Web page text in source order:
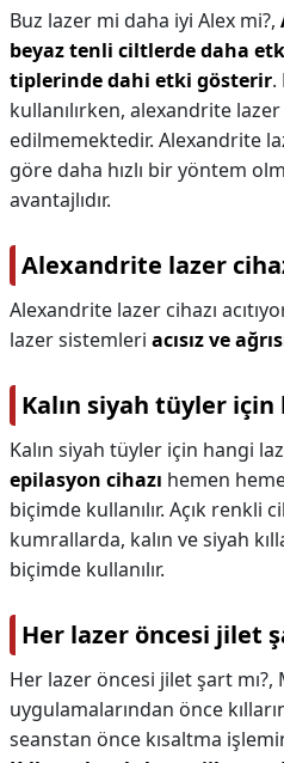
Buz lazer mi daha iyi Alex mi?,
beyaz tenli ciltlerde daha
tiplerinde dahi etki gösterir.
kullanılırken, alexandrite
edilmemektedir. Alexandrite
göre daha hızlı bir yöntem
avantajlıdır.
Alexandrite lazer
Alexandrite lazer cihazı
lazer sistemleri acısız ve
Kalın siyah tüyler için
Kalın siyah tüyler için hangi
epilasyon cihazı hemen
biçimde kullanılır. Açık renkli
kumrallarda, kalın ve siyah
biçimde kullanılır.
Her lazer öncesi jilet
Her lazer öncesi jilet şart mı?,
uygulamalarından önce
seanstan önce kısaltma